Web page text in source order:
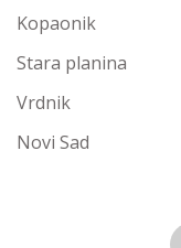
Kopaonik
Stara planina
Vrdnik
Novi Sad